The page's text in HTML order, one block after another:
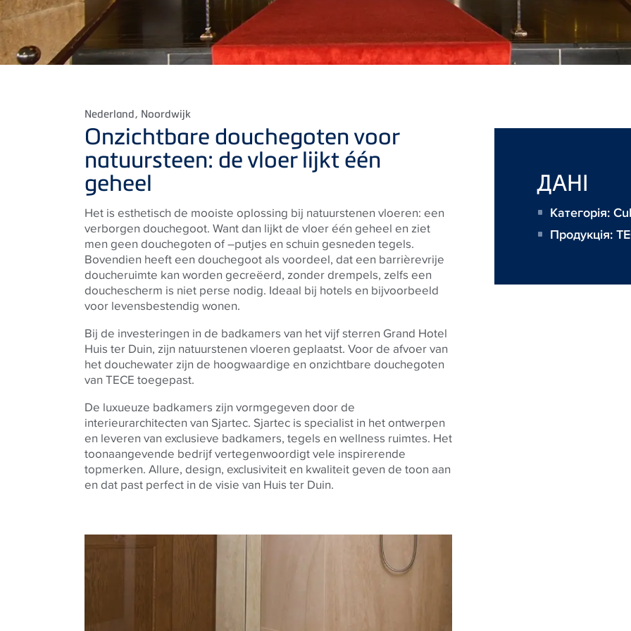
Nederland, Noordwijk
Onzichtbare douchegoten voor
natuursteen: de vloer lijkt één
geheel
Het is esthetisch de mooiste oplossing bij natuurstenen vloeren: een
verborgen douchegoot. Want dan lijkt de vloer één geheel en ziet
men geen douchegoten of –putjes en schuin gesneden tegels.
Bovendien heeft een douchegoot als voordeel, dat een barrièrevrije
doucheruimte kan worden gecreëerd, zonder drempels, zelfs een
douchescherm is niet perse nodig. Ideaal bij hotels en bijvoorbeeld
voor levensbestendig wonen.
Bij de investeringen in de badkamers van het vijf sterren Grand Hotel
Huis ter Duin, zijn natuurstenen vloeren geplaatst. Voor de afvoer van
het douchewater zijn de hoogwaardige en onzichtbare douchegoten
van TECE toegepast.
De luxueuze badkamers zijn vormgegeven door de
interieurarchitecten van Sjartec. Sjartec is specialist in het ontwerpen
en leveren van exclusieve badkamers, tegels en wellness ruimtes. Het
toonaangevende bedrijf vertegenwoordigt vele inspirerende
topmerken. Allure, design, exclusiviteit en kwaliteit geven de toon aan
en dat past perfect in de visie van Huis ter Duin.
ДАНІ
Категорія:
Продукція: